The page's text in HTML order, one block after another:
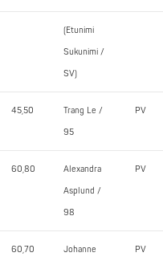
(Etunimi
Sukunimi /
SV)
45,50 Trang Le /
95
PV
60,80 Alexandra
Asplund /
98
PV
60,70 Johanne PV